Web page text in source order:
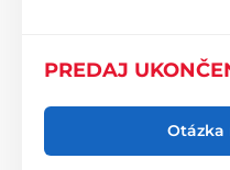
PREDAJ
Otázka